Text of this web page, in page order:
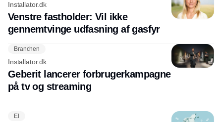
Installator.dk
Venstre fastholder: Vil ikke
gennemtvinge udfasning af gasfyr
Branchen
Installator.dk
Geberit lancerer forbrugerkampagne
på tv og streaming
El